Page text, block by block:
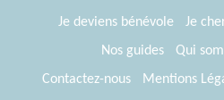
Je deviens bénévole
Je
Nos guides
Qui
Contactez-nous
Mentions